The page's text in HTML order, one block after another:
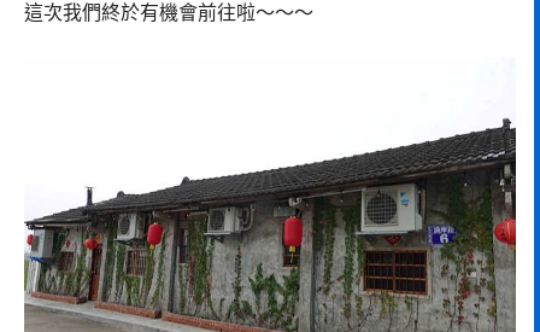
這次我們終於有機會前往啦～～～